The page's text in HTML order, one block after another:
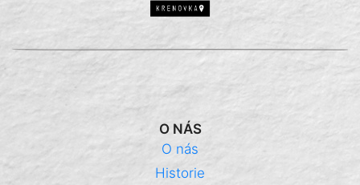
O NÁS
O nás
Historie